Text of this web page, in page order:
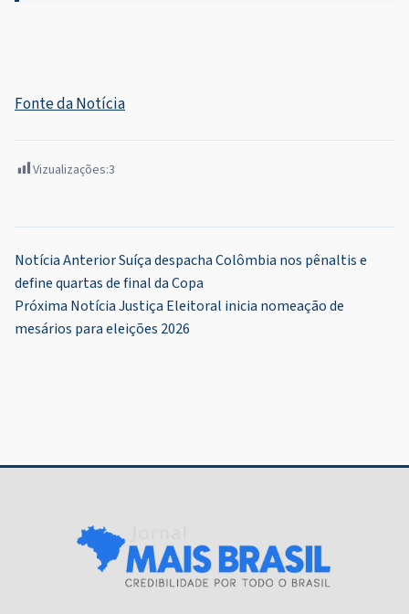
Fonte da Notícia
Vizualizações:3
Navegação
de
Post
Notícia AnteriorSuíça despacha Colômbia nos pênaltis e
define quartas de final da Copa
Próxima NotíciaJustiça Eleitoral inicia nomeação de
mesários para eleições 2026